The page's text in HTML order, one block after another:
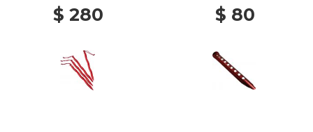
$ 280 $ 80